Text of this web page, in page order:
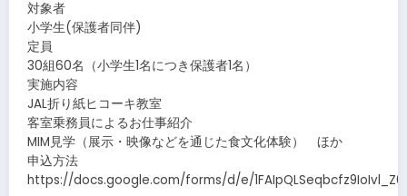
対象者
小学生(保護者同伴)
定員
30組60名（小学生1名につき保護者1名）
実施内容
JAL折り紙ヒコーキ教室
客室乗務員によるお仕事紹介
MIM見学（展示・映像などを通じた食文化体験） ほか
申込方法
https://docs.google.com/forms/d/e/